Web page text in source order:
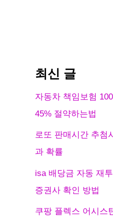
최신 글
자동차 책임보험
45% 절약하는법
로또 판매시간 추첨
과 확률
isa 배당금 자동 재
증권사 확인 방법
쿠팡 플렉스 어시스